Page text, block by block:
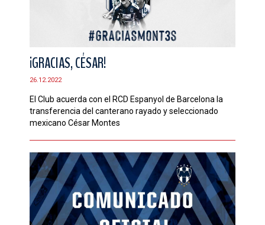
¡GRACIAS, CÉSAR!
26.12.2022
El Club acuerda con el RCD Espanyol de Barcelona la
transferencia del canterano rayado y seleccionado
mexicano César Montes